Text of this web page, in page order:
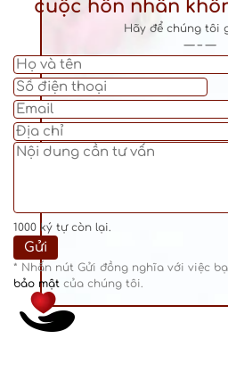
cuộc hôn nhân
Hãy để chúng tôi
— – —
1000 ký tự còn lại.
* Nhấn nút Gửi đồng nghĩa với việc
bảo mật của chúng tôi.